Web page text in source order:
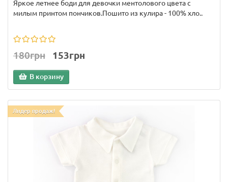
Яркое летнее боди для девочки ментолового цвета с
милым принтом пончиков.Пошито из кулира - 100% хло..
180грн 153грн
В корзину
Лидер продаж!